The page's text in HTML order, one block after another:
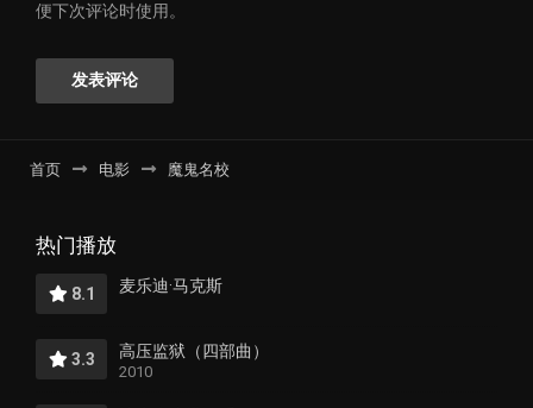
便下次评论时使用。
首页 电影 魔鬼名校
热门播放
8.1 麦乐迪·马克斯
3.3 高压监狱（四部曲）
2010